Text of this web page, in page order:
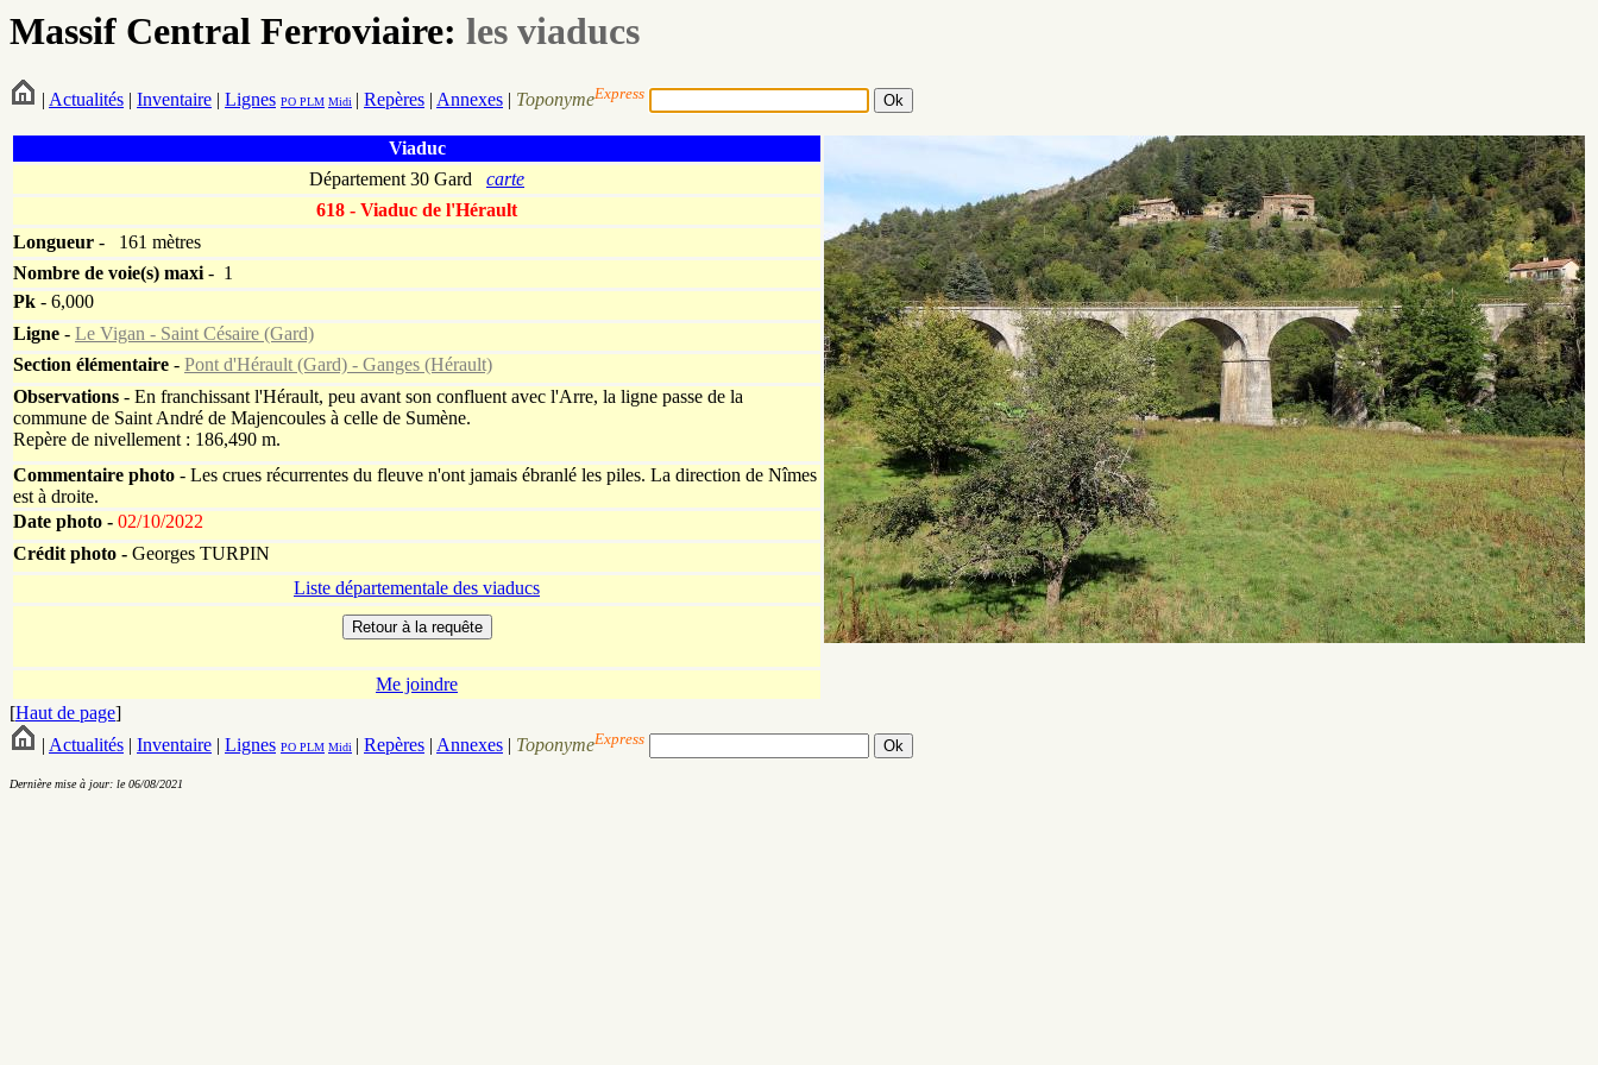
Massif Central Ferroviaire: les viaducs
| Actualités | Inventaire | Lignes PO PLM Midi | Repères | Annexes | ToponymeExpress
Viaduc
Département 30 Gard carte
618 - Viaduc de l'Hérault
Longueur -
161 mètres
Nombre de voie(s) maxi- 1
Pk - 6,000
Ligne - Le Vigan - Saint Césaire (Gard)
Section élémentaire - Pont d'Hérault (Gard) - Ganges (Hérault)
Observations - En franchissant l'Hérault, peu avant son confluent avec l'Arre, la ligne passe de la
commune de Saint André de Majencoules à celle de Sumène.
Repère de nivellement : 186,490 m.
Commentaire photo - Les crues récurrentes du fleuve n'ont jamais ébranlé les piles. La direction de Nîmes
est à droite.
Date photo - 02/10/2022
Crédit photo - Georges TURPIN
Liste départementale des viaducs
Me joindre
[Haut de page]
| Actualités | Inventaire | Lignes PO PLM Midi | Repères | Annexes | ToponymeExpress
Dernière mise à jour: le 06/08/2021